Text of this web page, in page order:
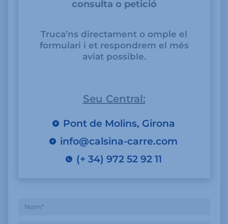
consulta o petició
Truca’ns directament o omple el
formulari i et respondrem el més
aviat possible.
Seu Central:
Pont de Molins, Girona
info@calsina-carre.com
(+ 34) 972 52 92 11